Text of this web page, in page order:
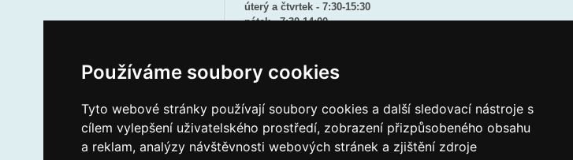
Používáme soubory cookies
Tyto webové stránky používají soubory cookies a další sledovací nástroje s
cílem vylepšení uživatelského prostředí, zobrazení přizpůsobeného obsahu
a reklam, analýzy návštěvnosti webových stránek a zjištění zdroje
úterý a čtvrtek - 7:30-15:30
pátek - 7:30-14:00
(více informacíZDE)
posta@msmtgovcz
ID datové schránky: vidaawt